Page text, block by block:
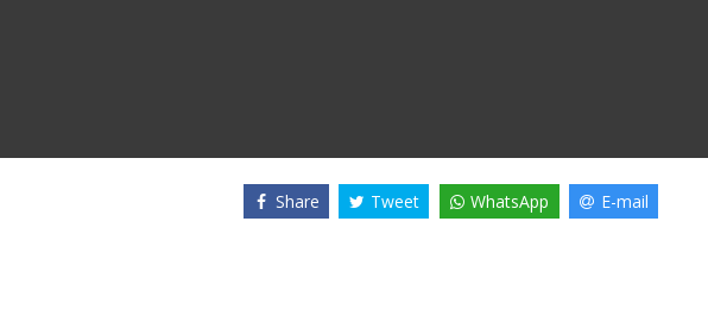
Share Tweet WhatsApp E-mail